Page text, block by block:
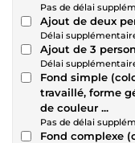
Pas de délai
Ajout de deux
Délai
Ajout de 3
Délai
Fond simple
travaillé, forme
de couleur ...
Pas de délai
Fond complexe